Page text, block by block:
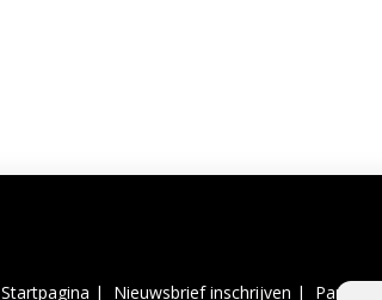
Startpagina | Nieuwsbrief inschrijven | Partner